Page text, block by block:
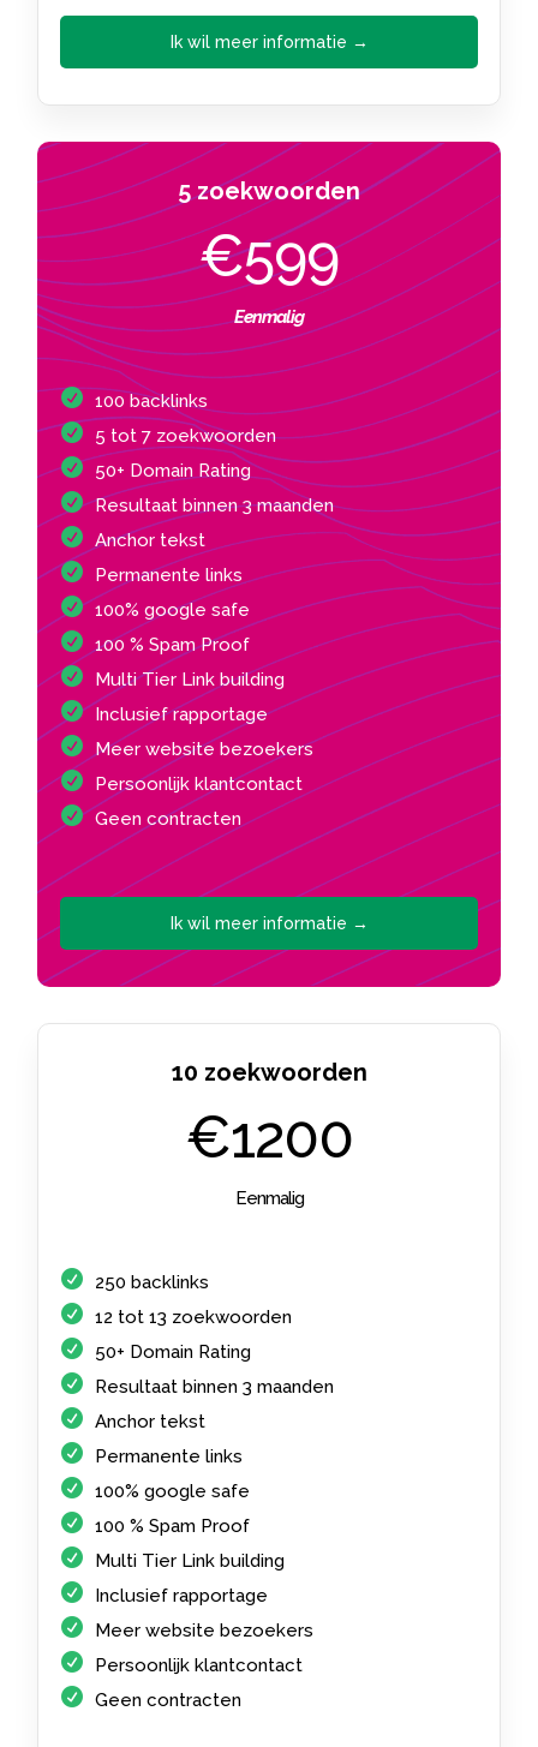
Ik wil meer informatie →
5 zoekwoorden
€599
Eenmalig
100 backlinks
5 tot 7 zoekwoorden
50+ Domain Rating
Resultaat binnen 3 maanden
Anchor tekst
Permanente links
100% google safe
100 % Spam Proof
Multi Tier Link building
Inclusief rapportage
Meer website bezoekers
Persoonlijk klantcontact
Geen contracten
Ik wil meer informatie →
10 zoekwoorden
€1200
Eenmalig
250 backlinks
12 tot 13 zoekwoorden
50+ Domain Rating
Resultaat binnen 3 maanden
Anchor tekst
Permanente links
100% google safe
100 % Spam Proof
Multi Tier Link building
Inclusief rapportage
Meer website bezoekers
Persoonlijk klantcontact
Geen contracten